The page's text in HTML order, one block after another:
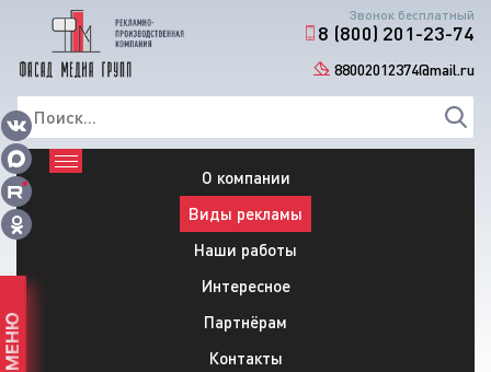
Звонок бесплатный
8 (800) 201-23-74
88002012374@mail.ru
О компании
Виды рекламы
Наши работы
Интересное
Партнёрам
Контакты
МЕНЮ